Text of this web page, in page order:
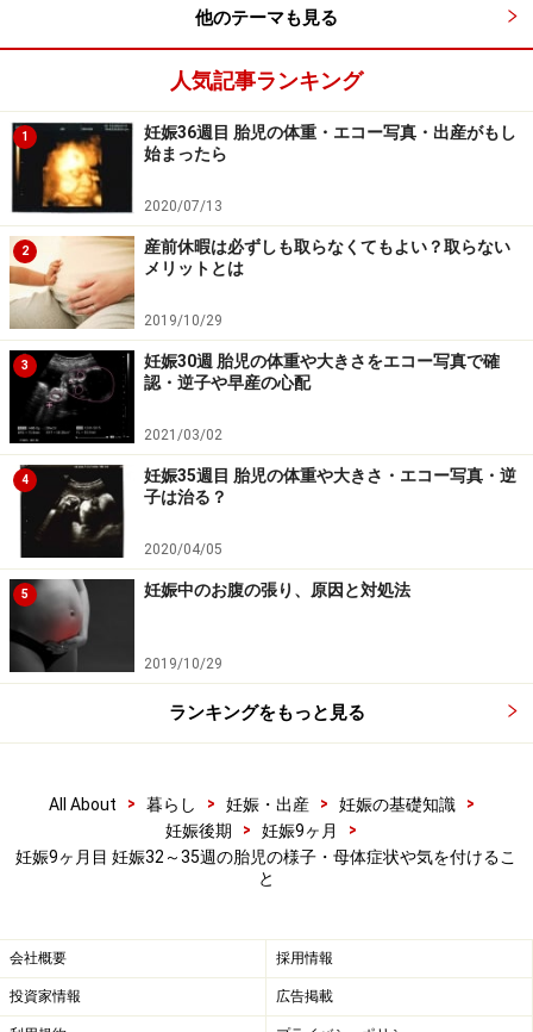
妊娠33週（妊娠9ヶ月）のエコー写真・超音波写真
妊娠33週目：受精から217～223日目
胎児の大きさ：頭殿長（座高）が44～45cm
胎児の体重：1600～2300gほど
母体の変化：あおむけで寝たり、長い時間同じ姿勢
でいるのが辛い
妊娠33週（33w）頃の赤ちゃんの肌は、徐々にピンク色
になってきて、皮下にはより多くの脂肪を蓄えてきてい
ます。頭と体の均整もとれてきて、ふっくらとしたかわ
いい赤ちゃんの姿に。骨はほとんど出来上がりました
が、まだ、やわらかくて曲がりやすいです。
赤ちゃんの体温調節と免疫のメカニズムも機能しはじめ
ます。これまではお母さんからもらう抗体だけが頼りで
したが、今は少々の感染なら、自分でも抗体を作って菌
やウイルスと闘えるようになっています。
子宮がどんどん大きくなってきているので、あおむけで
寝たり、長い時間同じ姿勢でいるのがつらく感じるかも
しれません。子宮の後ろ、中心よりやや右寄りを走って
いる中心大動脈を圧迫しないために、左側を下にして横
がおすすめです。足の間にクッションなどを挟むとより
楽になります。
妊娠33週目 胎児の体重や大きさ・エコー写真・逆子は治
る？
他のテーマも見る
人気記事ランキング
1
妊娠36週目 胎児の体重・エコー写真・出産がもし
始まったら
2020/07/13
2
産前休暇は必ずしも取らなくてもよい？取らない
メリットとは
2019/10/29
3
妊娠30週 胎児の体重や大きさをエコー写真で確
認・逆子や早産の心配
2021/03/02
4
妊娠35週目 胎児の体重や大きさ・エコー写真・逆
子は治る？
2020/04/05
5 妊娠中のお腹の張り、原因と対処法
2019/10/29
ランキングをもっと見る
All About > 暮らし > 妊娠・出産 > 妊娠の基礎知識
>
妊娠後期
> 妊娠9ヶ月
>
妊娠9ヶ月目 妊娠32～35週の胎児の様子・母体症状や気を付けるこ
と
会社概要 採用情報
投資家情報 広告掲載